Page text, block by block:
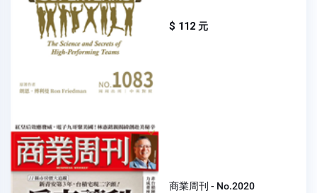
$ 112 元
商業周刊 - No.2020